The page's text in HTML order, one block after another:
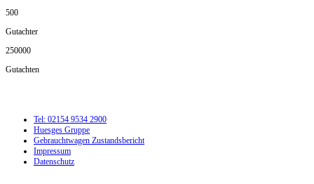
500
Gutachter
250000
Gutachten
Tel: 02154 9534 2900
Huesges Gruppe
Gebrauchtwagen Zustandsbericht
Impressum
Datenschutz